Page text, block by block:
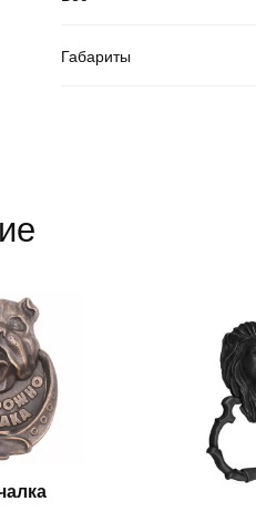
Габариты